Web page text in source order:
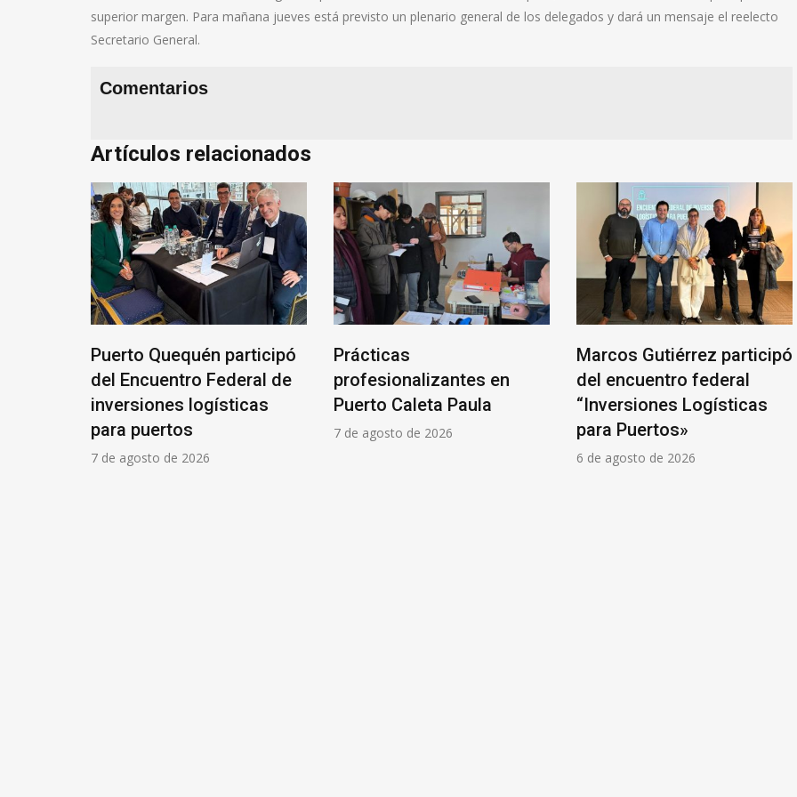
superior margen. Para mañana jueves está previsto un plenario general de los delegados y dará un mensaje el reelecto
Secretario General.
Comentarios
Artículos relacionados
Prácticas
profesionalizantes en
Puerto Caleta Paula
7 de agosto de 2026
Marcos Gutiérrez participó
del encuentro federal
“Inversiones Logísticas
para Puertos»
Las exportaciones
agroindustriales a la
Europea crecieron un
6 de agosto de 2026